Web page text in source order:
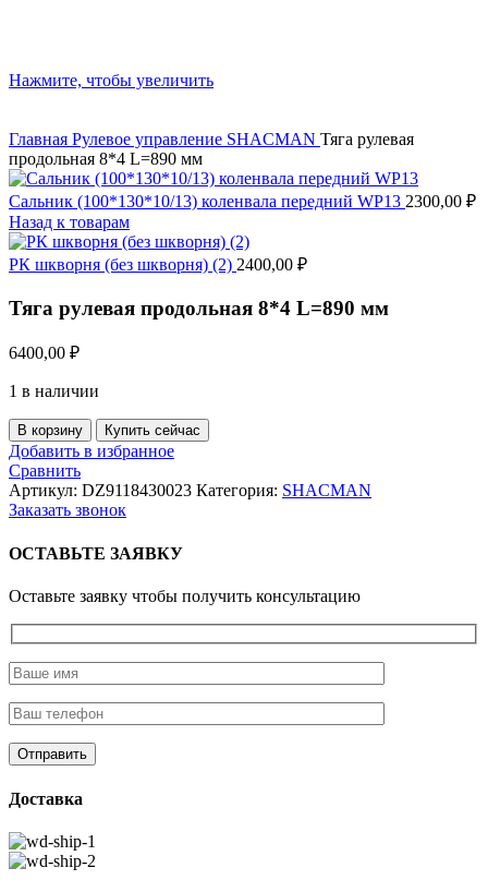
Нажмите, чтобы увеличить
Главная Рулевое управление SHACMAN Тяга рулевая
продольная 8*4 L=890 мм
Сальник (100*130*10/13) коленвала передний WP13 2300,00 ₽
Назад к товарам
РК шкворня (без шкворня) (2) 2400,00 ₽
Тяга рулевая продольная 8*4 L=890 мм
6400,00 ₽
1 в наличии
Количество
товара
Тяга
рулевая
продольная
L=890
мм
В корзину Купить сейчас
Добавить в избранное
Сравнить
Артикул: DZ9118430023 Категория: SHACMAN
Заказать звонок
ОСТАВЬТЕ ЗАЯВКУ
Оставьте заявку чтобы получить консультацию
Доставка